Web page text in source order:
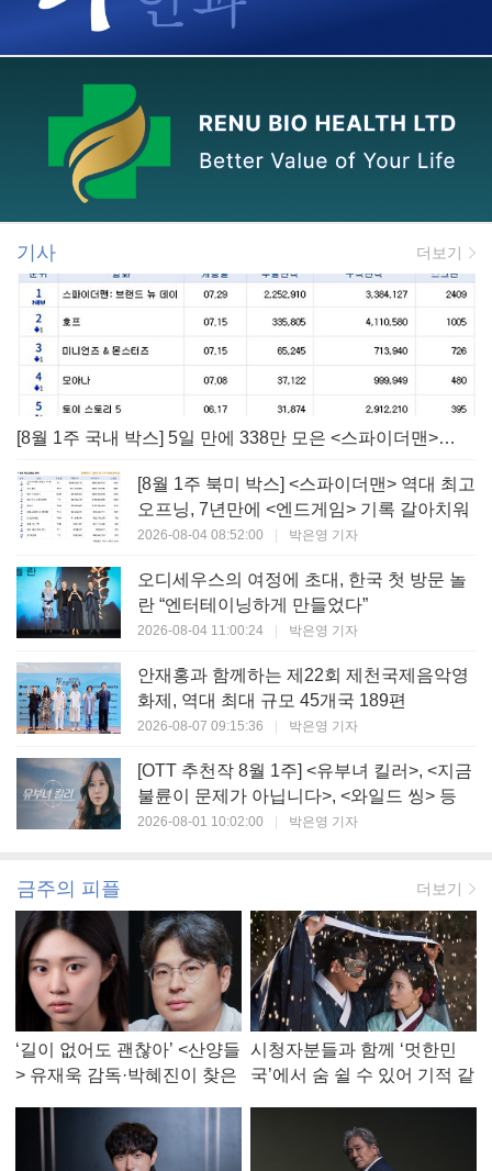
기사 더보기
[8월 1주 국내 박스] 5일 만에 338만 모은 <스파이더맨> 극장가 235% 대반등, <호프>는 400만 돌파
[8월 1주 북미 박스] <스파이더맨> 역대 최고
오프닝, 7년만에 <엔드게임> 기록 갈아치워
2026-08-04 08:52:00 | 박은영 기자
오디세우스의 여정에 초대, 한국 첫 방문 놀
란 “엔터테이닝하게 만들었다”
2026-08-04 11:00:24 | 박은영 기자
안재홍과 함께하는 제22회 제천국제음악영
화제, 역대 최대 규모 45개국 189편
2026-08-07 09:15:36 | 박은영 기자
[OTT 추천작 8월 1주] <유부녀 킬러>, <지금
불륜이 문제가 아닙니다>, <와일드 씽> 등
2026-08-01 10:02:00 | 박은영 기자
금주의 피플 더보기
‘길이 없어도 괜찮아’ <산양들
> 유재욱 감독·박혜진이 찾은
시청자분들과 함께 ‘멋한민
국’에서 숨 쉴 수 있어 기적 같